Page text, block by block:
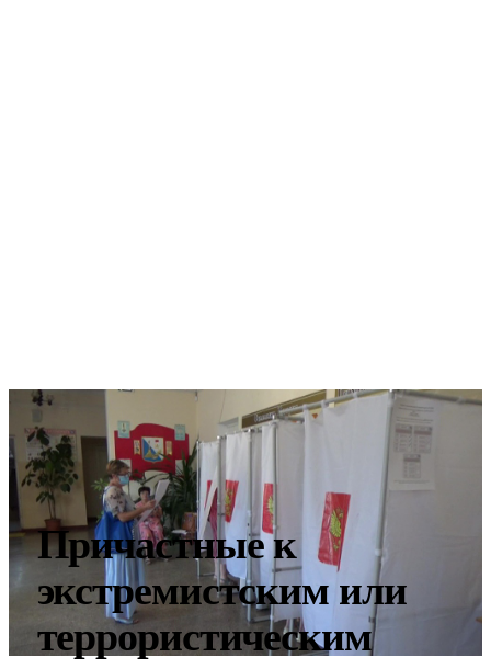
Причастные к
экстремистским или
террористическим